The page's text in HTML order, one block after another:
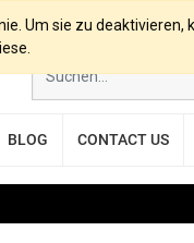
Um sie zu deaktivieren,
BLOG CONTACT US